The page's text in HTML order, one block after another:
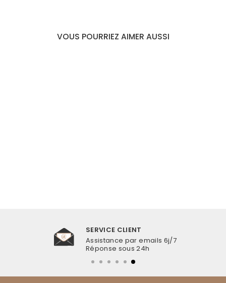
VOUS POURRIEZ AIMER AUSSI
SERVICE CLIENT
Assistance par emails 6j/7
Réponse sous 24h